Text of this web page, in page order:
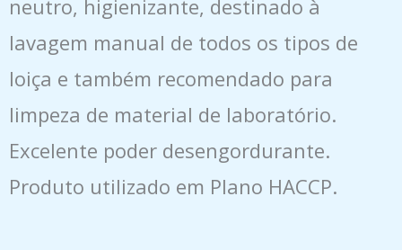
neutro, higienizante, destinado à
lavagem manual de todos os tipos de
loiça e também recomendado para
limpeza de material de laboratório.
Excelente poder desengordurante.
Produto utilizado em Plano HACCP.